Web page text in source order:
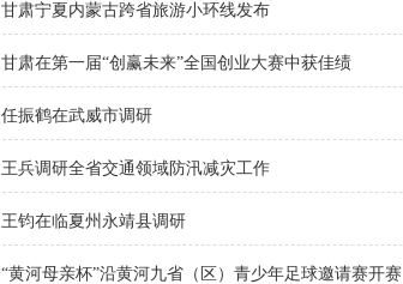
甘肃宁夏内蒙古跨省旅游小环线发布
甘肃在第一届“创赢未来”全国创业大赛中获佳绩
任振鹤在武威市调研
王兵调研全省交通领域防汛减灾工作
王钧在临夏州永靖县调研
“黄河母亲杯”沿黄河九省（区）青少年足球邀请赛开赛